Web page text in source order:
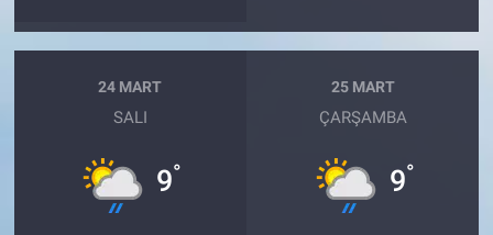
24 MART
SALI
9°
25 MART
ÇARŞAMBA
9°